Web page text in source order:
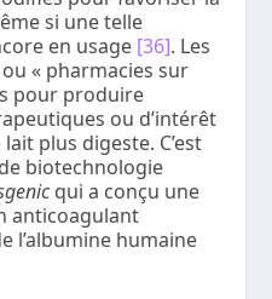
si une telle
en usage [36]. Les
« pharmacies sur
pour produire
ou d’intérêt
plus digeste. C’est
biotechnologie
qui a conçu une
anticoagulant
l’albumine humaine